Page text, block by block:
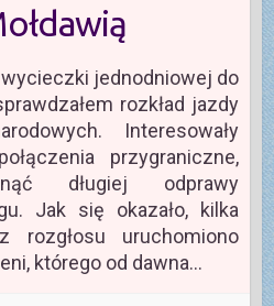
jednodniowej do
rozkład jazdy
Interesowały
przygraniczne,
długiej odprawy
Jak się okazało, kilka
rozgłosu uruchomiono
którego od dawna…